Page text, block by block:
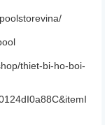
thiet-bi-ho-boi-